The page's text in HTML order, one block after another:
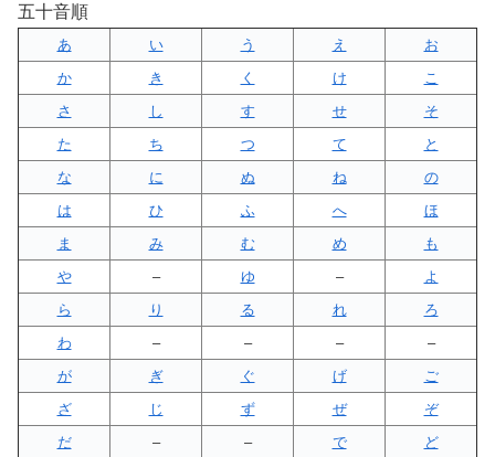
五十音順
あ い う え
お
か
き く け
こ
さ
し す せ
そ
た
ち つ て
と
な
に ぬ ね
の
は
ひ ふ へ
ほ
ま
み む め
も
や
– ゆ –
よ
ら
り る れ
ろ
わ
– – –
–
が
ぎ ぐ げ
ご
ざ
じ ず ぜ
ぞ
だ
– – で ど